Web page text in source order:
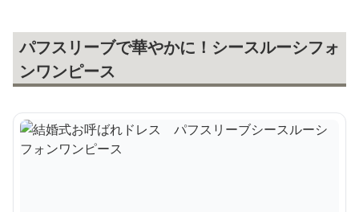
パフスリーブで華やかに！シースルーシフォ
ンワンピース